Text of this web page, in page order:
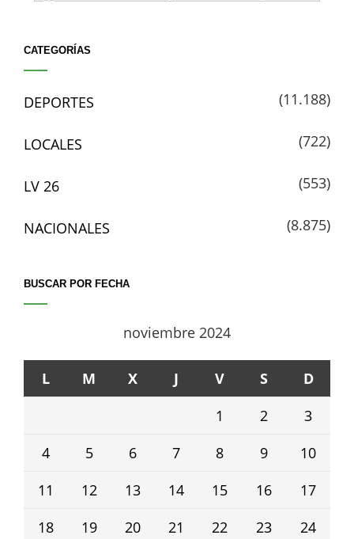
CATEGORÍAS
DEPORTES (11.188)
LOCALES (722)
LV 26 (553)
NACIONALES (8.875)
BUSCAR POR FECHA
noviembre 2024
L M X J V S
D
1
2
3
4
5 6 7 8 9
10
11
12 13 14 15 16
17
18
19 20 21 22 23
24